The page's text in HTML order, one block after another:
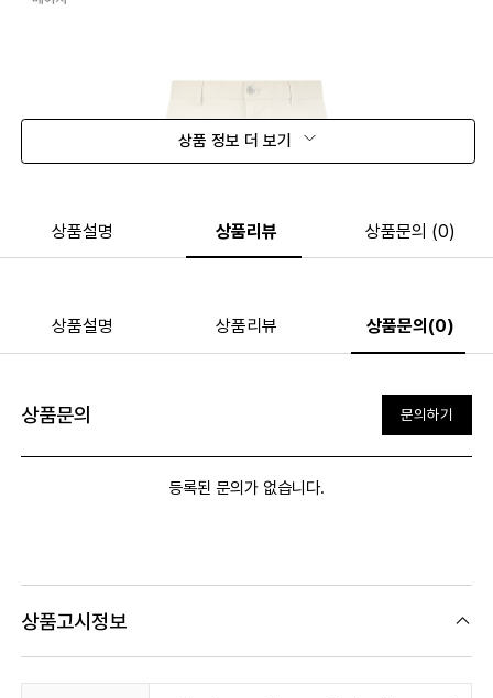
상품 정보 더 보기
상품설명 상품리뷰 상품문의 (0)
상품설명 상품리뷰 상품문의(0)
상품문의 문의하기
등록된 문의가 없습니다.
상품고시정보